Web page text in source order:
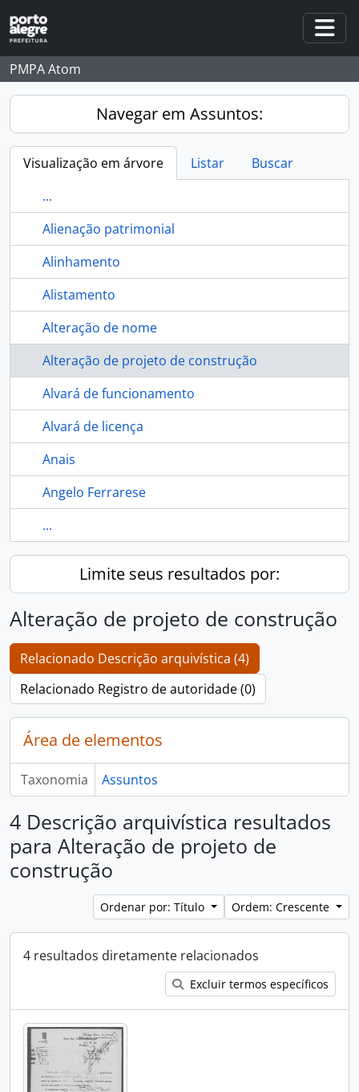
Skip to main content
PMPA Atom
Navegar em Assuntos:
Visualização em árvore Listar
Buscar
...
Alienação patrimonial
Alinhamento
Alistamento
Alteração de nome
Alteração de projeto de construção
Alvará de funcionamento
Alvará de licença
Anais
Angelo Ferrarese
...
Limite seus resultados por:
Alteração de projeto de construção
Relacionado Descrição arquivística (4)
Relacionado Registro de autoridade (0)
Área de elementos
Taxonomia Assuntos
4 Descrição arquivística resultados
para Alteração de projeto de
construção
Ordenar por: Título Ordem: Crescente
4 resultados diretamente relacionados
Excluir termos específicos